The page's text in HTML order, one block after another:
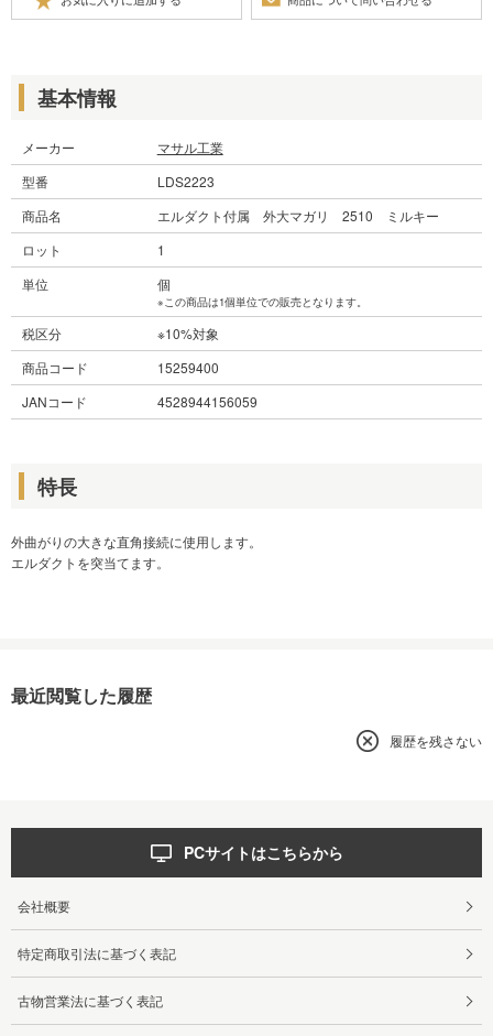
基本情報
メーカー
マサル工業
型番
LDS2223
商品名
エルダクト付属 外大マガリ 2510 ミルキー
ロット
1
単位
個
※この商品は1個単位での販売となります。
税区分
※10%対象
商品コード
15259400
JANコード
4528944156059
特長
外曲がりの大きな直角接続に使用します。
エルダクトを突当てます。
最近閲覧した履歴
履歴を残さない
PCサイトはこちらから
会社概要
特定商取引法に基づく表記
古物営業法に基づく表記